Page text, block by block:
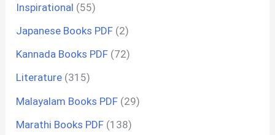
Inspirational (55)
Japanese Books PDF (2)
Kannada Books PDF (72)
Literature (315)
Malayalam Books PDF (29)
Marathi Books PDF (138)